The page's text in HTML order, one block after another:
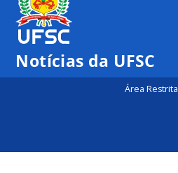
Notícias da UFSC
Área Restrita